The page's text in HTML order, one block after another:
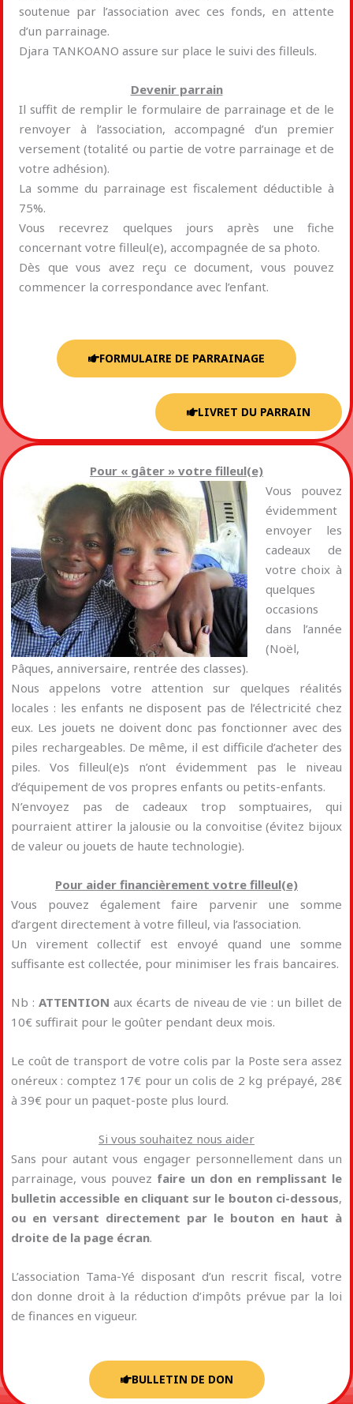
soutenue par l’association avec ces fonds, en attente
d’un parrainage.
Djara TANKOANO assure sur place le suivi des filleuls.
Devenir parrain
Il suffit de remplir le formulaire de parrainage et de le
renvoyer à l’association, accompagné d’un premier
versement (totalité ou partie de votre parrainage et de
votre adhésion).
La somme du parrainage est fiscalement déductible à
75%.
Vous recevrez quelques jours après une fiche
concernant votre filleul(e), accompagnée de sa photo.
Dès que vous avez reçu ce document, vous pouvez
commencer la correspondance avec l’enfant.
FORMULAIRE DE PARRAINAGE
LIVRET DU PARRAIN
Pour « gâter » votre filleul(e)
Vous pouvez
évidemment
envoyer les
cadeaux de
votre choix à
quelques
occasions
dans l’année
(Noël,
Pâques, anniversaire, rentrée des classes).
Nous appelons votre attention sur quelques réalités
locales : les enfants ne disposent pas de l’électricité chez
eux. Les jouets ne doivent donc pas fonctionner avec des
piles rechargeables. De même, il est difficile d’acheter des
piles. Vos filleul(e)s n’ont évidemment pas le niveau
d’équipement de vos propres enfants ou petits-enfants.
N’envoyez pas de cadeaux trop somptuaires, qui
pourraient attirer la jalousie ou la convoitise (évitez bijoux
de valeur ou jouets de haute technologie).
Pour aider financièrement votre filleul(e)
Vous pouvez également faire parvenir une somme
d’argent directement à votre filleul, via l’association.
Un virement collectif est envoyé quand une somme
suffisante est collectée, pour minimiser les frais bancaires.
Nb : ATTENTION aux écarts de niveau de vie : un billet de
10€ suffirait pour le goûter pendant deux mois.
Le coût de transport de votre colis par la Poste sera assez
onéreux : comptez 17€ pour un colis de 2 kg prépayé, 28€
à 39€ pour un paquet-poste plus lourd.
Si vous souhaitez nous aider
Sans pour autant vous engager personnellement dans un
parrainage, vous pouvez faire un don en remplissant le
bulletin accessible en cliquant sur le bouton ci-dessous,
ou en versant directement par le bouton en haut à
droite de la page écran.
L’association Tama-Yé disposant d’un rescrit fiscal, votre
don donne droit à la réduction d’impôts prévue par la loi
de finances en vigueur.
BULLETIN DE DON